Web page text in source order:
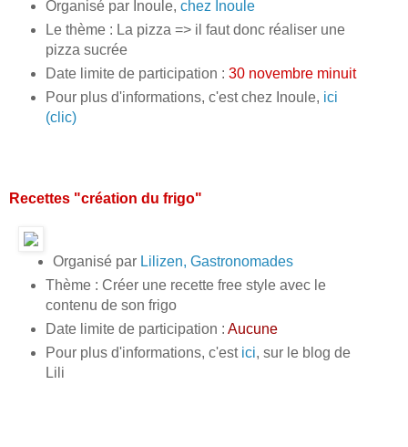
Organisé par Inoule, chez Inoule
Le thème : La pizza => il faut donc réaliser une
pizza sucrée
Date limite de participation : 30 novembre minuit
Pour plus d'informations, c'est chez Inoule, ici
(clic)
Recettes "création du frigo"
Organisé par Lilizen, Gastronomades
Thème : Créer une recette free style avec le
contenu de son frigo
Date limite de participation : Aucune
Pour plus d'informations, c'est ici, sur le blog de
Lili